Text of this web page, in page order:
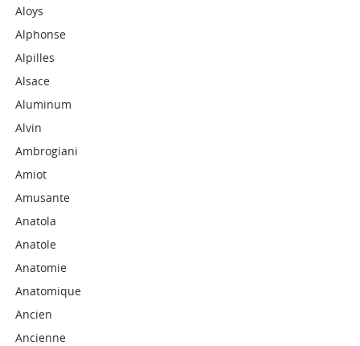
Aloys
Alphonse
Alpilles
Alsace
Aluminum
Alvin
Ambrogiani
Amiot
Amusante
Anatola
Anatole
Anatomie
Anatomique
Ancien
Ancienne